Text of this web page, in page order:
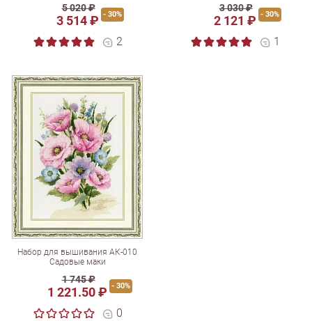
5 020 ₽
3 514 ₽ - 30%
2
3 030 ₽
2 121 ₽ - 30%
1
Набор для вышивания АК-010
Садовые маки
1 745 ₽
1 221.50 ₽ - 30%
0